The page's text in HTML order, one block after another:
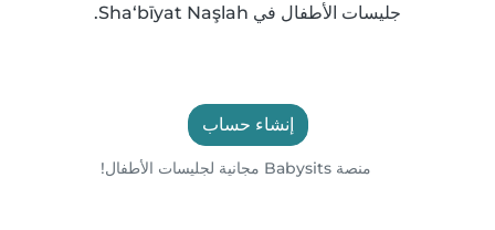
جليسات الأطفال في Sha‘bīyat Naşlah.
إنشاء حساب
منصة Babysits مجانية لجليسات الأطفال!